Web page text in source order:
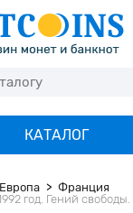
КАТАЛОГ
Европа
Франция
год. Гений свободы.